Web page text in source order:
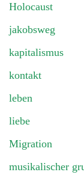
Holocaust
jakobsweg
kapitalismus
kontakt
leben
liebe
Migration
musikalischer